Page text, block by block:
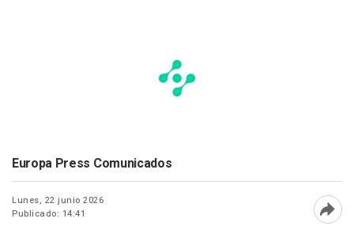
Europa Press Comunicados
Lunes, 22 junio 2026
Publicado: 14:41